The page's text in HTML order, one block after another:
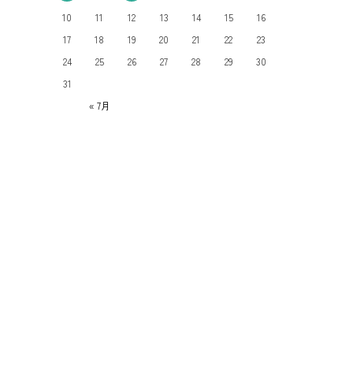
« 7月
10 11 12 13 14 15
16
17
18 19 20 21 22
23
24
25 26 27 28 29
30
31